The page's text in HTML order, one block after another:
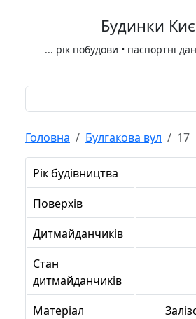
Будинки
... рік побудови • паспортні
Головна Булгакова вул 17
Рік будівництва
Поверхів
Дитмайданчиків
Стан
дитмайданчиків
Матеріал